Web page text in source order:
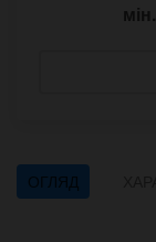
мін.
ОГЛЯД